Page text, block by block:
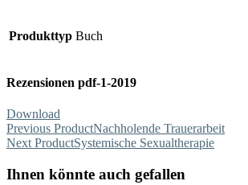
Produkttyp Buch
Rezensionen pdf-1-2019
Download
Previous ProductNachholende Trauerarbeit
Next ProductSystemische Sexualtherapie
Ihnen könnte auch gefallen